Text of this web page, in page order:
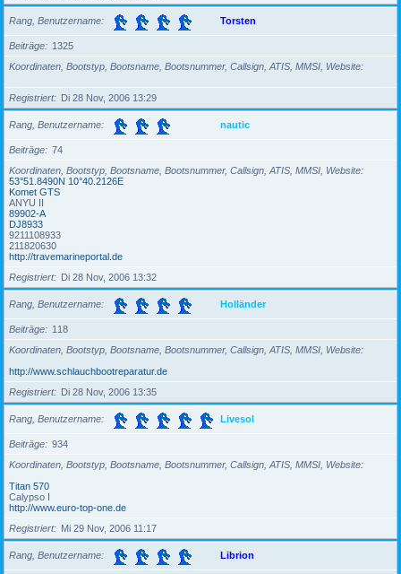
Rang, Benutzername Torsten
Beiträge
1325
Koordinaten, Bootstyp, Bootsname, Bootsnummer, Callsign, ATIS, MMSI, Website
Registriert Di 28 Nov, 2006 13:29
Rang, Benutzername nautic
Beiträge
74
Koordinaten, Bootstyp, Bootsname, Bootsnummer, Callsign, ATIS, MMSI, Website
53°51.8490N 10°40.2126E
Komet GTS
ANYU II
89902-A
DJ8933
9211108933
211820630
http://travemarineportal.de
Registriert
Di 28 Nov, 2006 13:32
Rang, Benutzername Holländer
Beiträge
118
Koordinaten, Bootstyp, Bootsname, Bootsnummer, Callsign, ATIS, MMSI, Website
http://www.schlauchbootreparatur.de
Registriert
Di 28 Nov, 2006 13:35
Rang, Benutzername Livesol
Beiträge
934
Koordinaten, Bootstyp, Bootsname, Bootsnummer, Callsign, ATIS, MMSI, Website
Titan 570
Calypso I
http://www.euro-top-one.de
Registriert
Mi 29 Nov, 2006 11:17
Rang, Benutzername Librion